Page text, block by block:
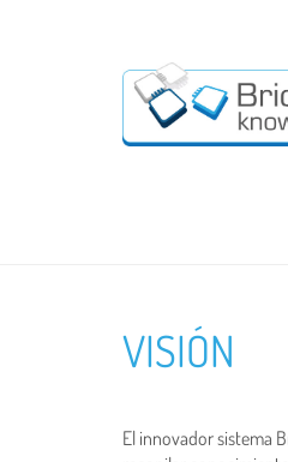
VISIÓN
El innovador sistema